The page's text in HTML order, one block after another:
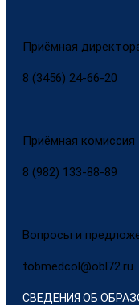
Приёмная
8 (3456) 24-66-20
Приёмная комиссия
8 (982) 133-88-89
Вопросы и
tobmedcol@obl72.ru
СВЕДЕНИЯ ОБ